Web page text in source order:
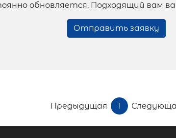
обновляется. Подходящий вам
Отправить заявку
Предыдущая 1